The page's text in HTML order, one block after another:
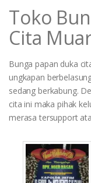
Toko
Cita
Bunga papan duka
ungkapan
sedang berkabung.
cita ini maka pihak
merasa tersupport